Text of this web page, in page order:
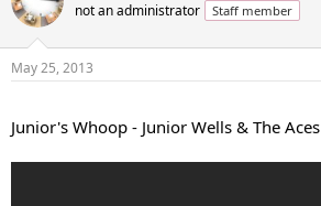
not an administrator Staff member
May 25, 2013
Junior's Whoop - Junior Wells & The Aces